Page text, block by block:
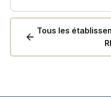
Tous les